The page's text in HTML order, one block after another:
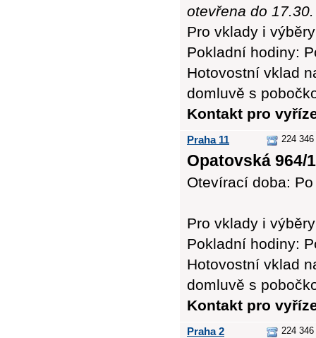
otevřena do 17.30.
Pro vklady i
Pokladní hodiny:
Hotovostní vklad
domluvě s
Kontakt pro
Praha 11 224
Opatovská 964/
Otevírací doba:
Pro vklady i
Pokladní hodiny:
Hotovostní vklad
domluvě s
Kontakt pro
Praha 2 224